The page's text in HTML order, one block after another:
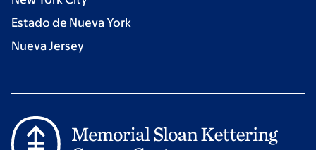
Estado de Nueva York
Nueva Jersey